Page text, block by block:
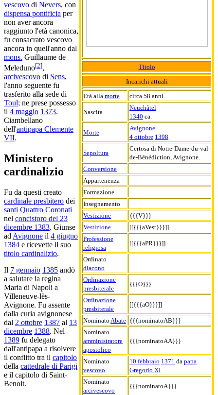
Titolo
Incarichi attuali
Età alla morte circa 58 anni
Nascita
Neuchâtel
1340 ca.
Morte
Avignone
4 ottobre 1398
Sepoltura
Certosa di Notre-Dame-du-val-
de-Bénédiction, Avignone.
Conversione
Appartenenza
Formazione
Insegnamento
Vestizione
{{{V}}}
Vestizione
[[{{{aVest}}}]]
Professione
religiosa
[[{{{aPR}}}]]
Ordinato
diacono
Ordinazione
presbiterale
{{{O}}}
Ordinazione
presbiterale
[[{{{aO}}}]]
Nominato Abate {{{nominatoAB}}}
Nominato
amministratore
apostolico
{{{nominatoAA}}}
Nominato
vescovo
10 febbraio 1371 da papa
Gregorio XI
Nominato
arcivescovo
{{{nominatoA}}}
vescovo di Nevers, con
dispensa pontificia per
non aver ancora
raggiunto l'età canonica,
fu consacrato vescovo
ancora in quell'anno dal
mons. Guillaume de
Meleduno[2],
arcivescovo di Sens,
l'anno seguente fu
trasferito alla sede di
Toul; ne prese possesso
il 4 maggio 1373.
Ciambellano
dell'antipapa Clemente
VII.
Ministero
cardinalizio
Fu da questi creato
cardinale presbitero dei
santi Quattro Coronati
nel concistoro del 23
dicembre 1383. Giunse
ad Avignone il 4 giugno
1384 e ricevette il suo
titolo cardinalizio.
Il 7 gennaio 1385 andò
a salutare la regina
Maria di Napoli a
Villeneuve-lès-
Avignone. Fu assente
dalla curia avignonese
dal 2 ottobre 1387 al 13
dicembre 1388. Nel
1389 fu delegato
dall'antipapa a risolvere
il conflitto tra il capitolo
della cattedrale di Parigi
e il capitolo di Saint-
Benoit.